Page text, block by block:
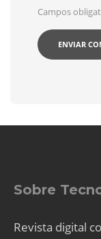
Campos
Sobre
Revista digital